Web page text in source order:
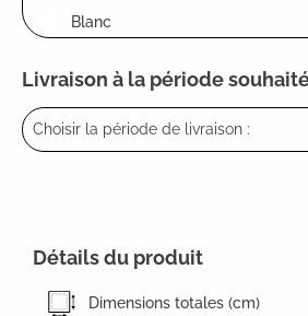
Blanc
Livraison à la période
Choisir la période de livraison :
Détails du produit
Dimensions totales (cm)